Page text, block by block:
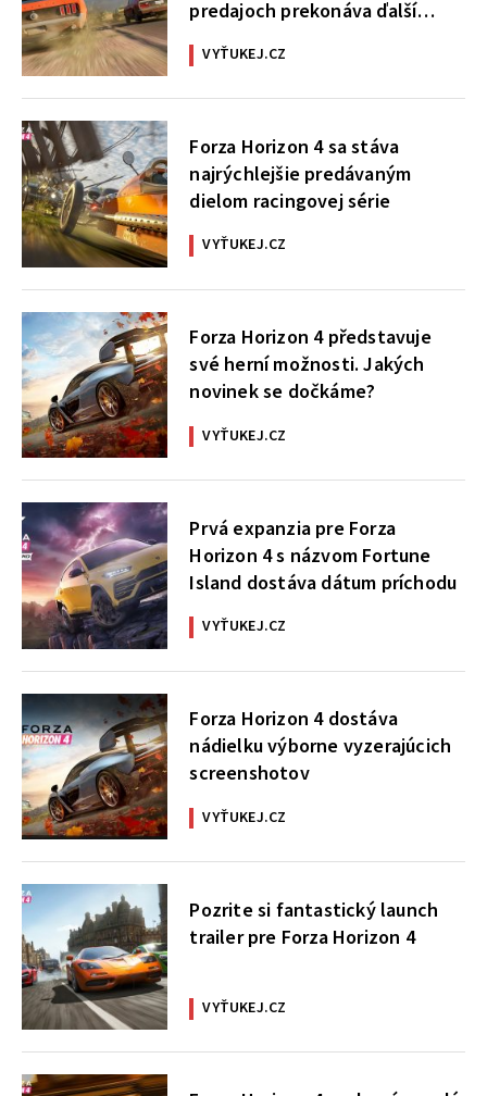
predajoch prekonáva ďalší
úctyhodný míľnik
VYŤUKEJ.CZ
Forza Horizon 4 sa stáva
najrýchlejšie predávaným
dielom racingovej série
VYŤUKEJ.CZ
Forza Horizon 4 představuje
své herní možnosti. Jakých
novinek se dočkáme?
VYŤUKEJ.CZ
Prvá expanzia pre Forza
Horizon 4 s názvom Fortune
Island dostáva dátum príchodu
VYŤUKEJ.CZ
Forza Horizon 4 dostáva
nádielku výborne vyzerajúcich
screenshotov
VYŤUKEJ.CZ
Pozrite si fantastický launch
trailer pre Forza Horizon 4
VYŤUKEJ.CZ